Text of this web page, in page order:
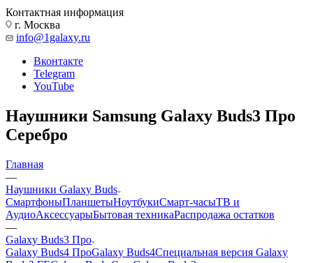
Контактная информация
г. Москва
info@1galaxy.ru
Вконтакте
Telegram
YouTube
Наушники Samsung Galaxy Buds3 Про
Серебро
Главная
—
Наушники Galaxy Buds
СмартфоныПланшетыНоутбукиСмарт-часыТВ и
АудиоАксессуарыБытовая техникаРаспродажа остатков
—
Galaxy Buds3 Про
Galaxy Buds4 ПроGalaxy Buds4Специальная версия Galaxy